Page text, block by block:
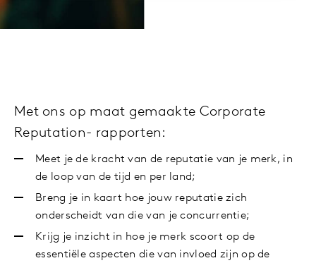
Met ons op maat gemaakte Corporate
Reputation- rapporten:
Meet je de kracht van de reputatie van je merk, in
de loop van de tijd en per land;
Breng je in kaart hoe jouw reputatie zich
onderscheidt van die van je concurrentie;
Krijg je inzicht in hoe je merk scoort op de
essentiële aspecten die van invloed zijn op de